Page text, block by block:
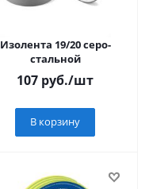
Изолента 19/20 серо-
стальной
107 руб./шт
В корзину